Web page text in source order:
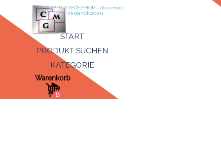
Direkt zum SeiteninhaltCLAUDI´S TECH SHOP - alles ohne
Versandkosten
Menü überspringen
START
PRODUKT SUCHEN
KATEGORIE
Warenkorb